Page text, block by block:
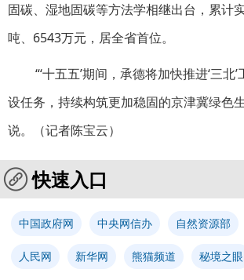
固碳、湿地固碳等方法学相继出台，累计
吨、6543万元，居全省首位。
“‘十五五’期间，承德将加快推进‘三北
设任务，持续构筑更加稳固的京津冀绿色
说。（记者陈宝云）
快速入口
中国政府网 中央网信办 自然资源部
人民网 新华网 熊猫频道 秘境之眼